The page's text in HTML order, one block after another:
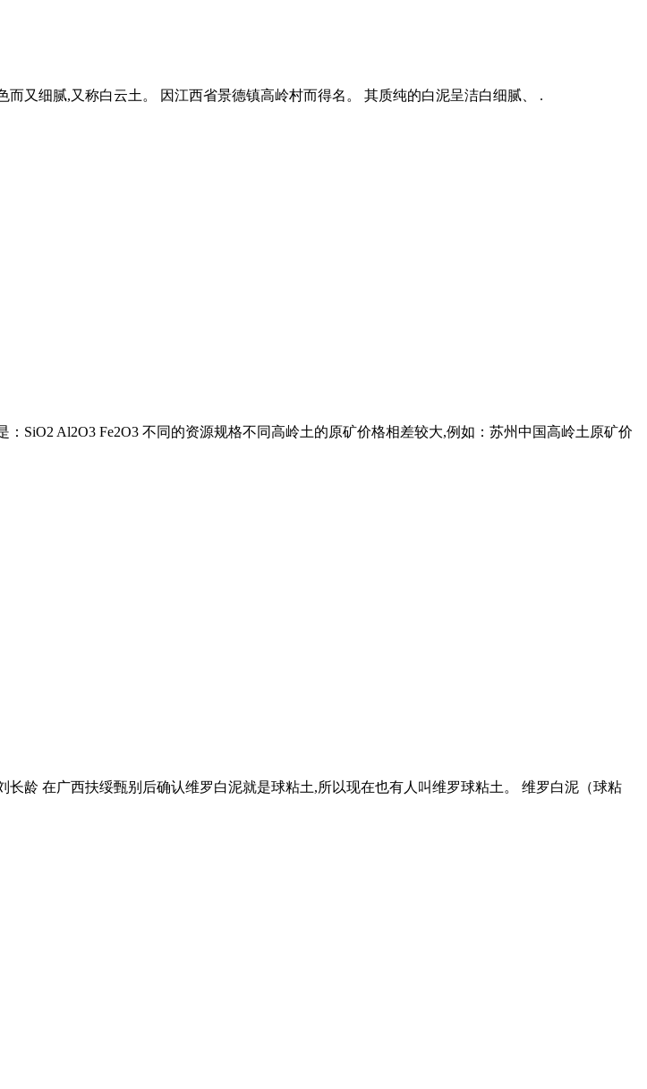
又细腻,又称白云土。 因江西省景德镇高岭村而得名。 其质纯的白泥呈洁白细腻、 .
SiO2 Al2O3 Fe2O3 不同的资源规格不同高岭土的原矿价格相差较大,例如：苏州中国高岭土原矿价
龄 在广西扶绥甄别后确认维罗白泥就是球粘土,所以现在也有人叫维罗球粘土。 维罗白泥（球粘